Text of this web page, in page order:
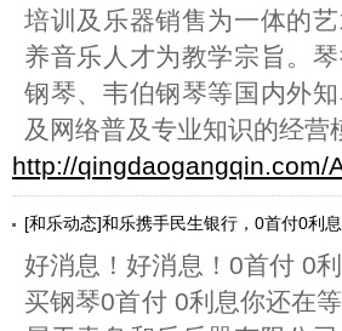
培训及乐器销售为一体的
养音乐人才为教学宗旨。
钢琴、韦伯钢琴等国内外
及网络普及专业知识的经
http://qingdaogangqin.com/
[和乐动态]和乐携手民生银行，0首付0利息
好消息！好消息！0首付 0
买钢琴0首付 0利息你还在